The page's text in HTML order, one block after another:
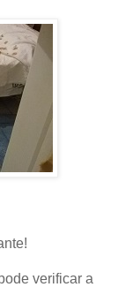
verificar a